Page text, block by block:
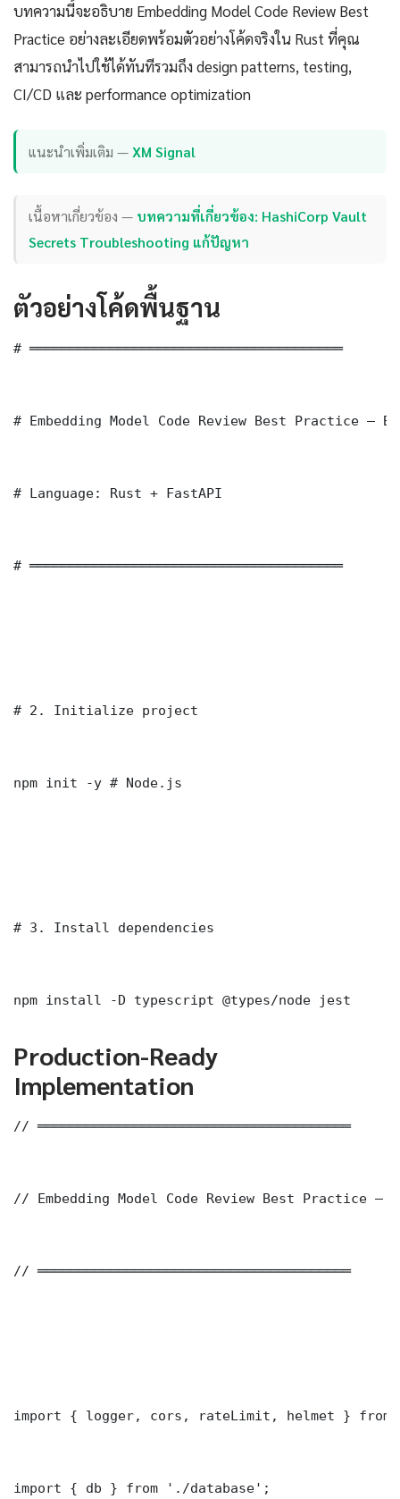
บทความนี้จะอธิบาย Embedding Model Code Review Best
Practice อย่างละเอียดพร้อมตัวอย่างโค้ดจริงใน Rust ที่คุณ
สามารถนำไปใช้ได้ทันทีรวมถึง design patterns, testing,
CI/CD และ performance optimization
แนะนำเพิ่มเติม —XM Signal
เนื้อหาเกี่ยวข้อง — บทความที่เกี่ยวข้อง: HashiCorp Vault
Secrets Troubleshooting แก้ปัญหา
ตัวอย่างโค้ดพื้นฐาน
# ═══════════════════════════════════════
# Embedding Model Code Review Best Practice —
# Language: Rust + FastAPI
# ═══════════════════════════════════════
# 2. Initialize project
npm init -y # Node.js
# 3. Install dependencies
npm install -D typescript @types/node jest
Production-Ready
Implementation
// ═══════════════════════════════════════
// Embedding Model Code Review Best Practice —
// ═══════════════════════════════════════
import { logger, cors, rateLimit, helmet } from
import { db } from './database';